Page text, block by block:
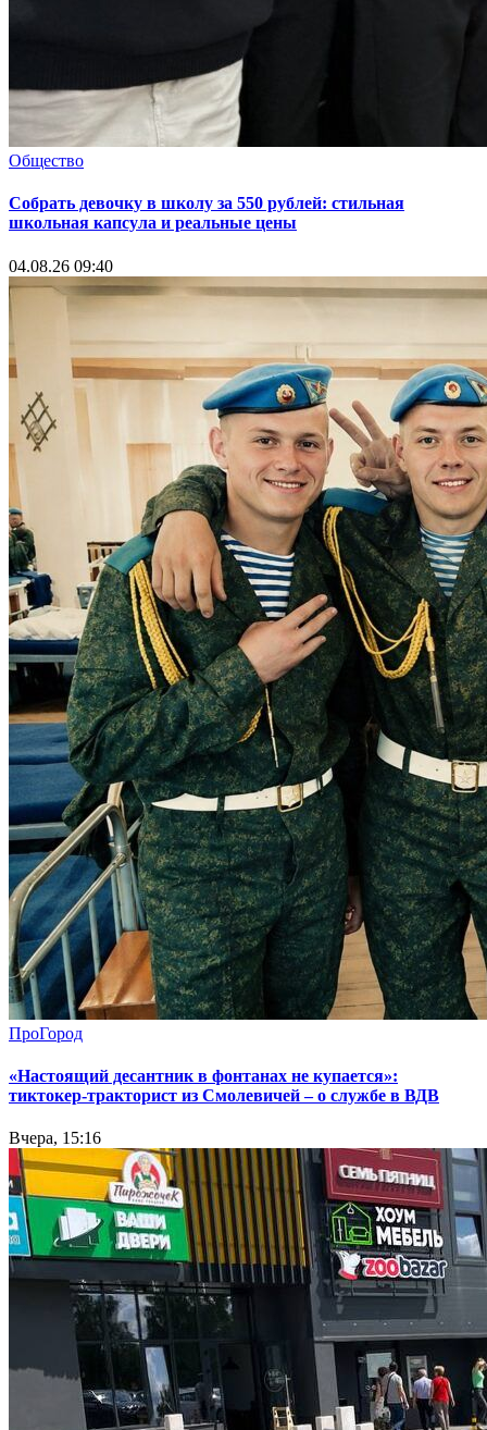
Общество
Собрать девочку в школу за 550 рублей: стильная
школьная капсула и реальные цены
04.08.26 09:40
ПроГород
«Настоящий десантник в фонтанах не купается»:
тиктокер-тракторист из Смолевичей – о службе в ВДВ
Вчера, 15:16